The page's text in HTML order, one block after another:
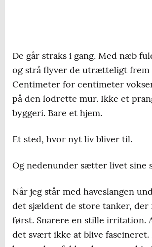
De går straks i gang. Med næb
og strå flyver de utrætteligt frem
Centimeter for centimeter
på den lodrette mur. Ikke et
byggeri. Bare et hjem.
Et sted, hvor nyt liv bliver til.
Og nedenunder sætter livet sine
Når jeg står med haveslangen
det sjældent de store tanker, der
først. Snarere en stille irritation.
det svært ikke at blive